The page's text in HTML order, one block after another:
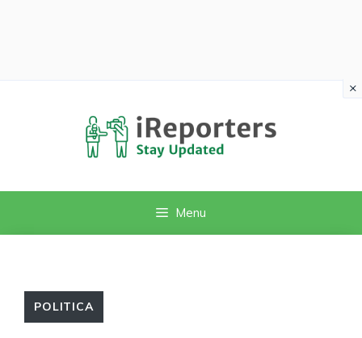
Menu
POLITICA
×